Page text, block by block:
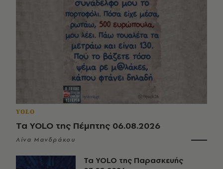
YOLO
Τα YOLO της Πέμπτης 06.08.2026
Λίνα Μανδράκου
Τα YOLO της Παρασκευής